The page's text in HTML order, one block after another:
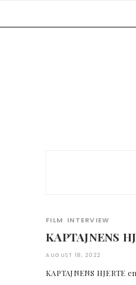
FILM INTERVIEW
KAPTAJNENS
AUGUST 18, 2022
KAPTAJNENS